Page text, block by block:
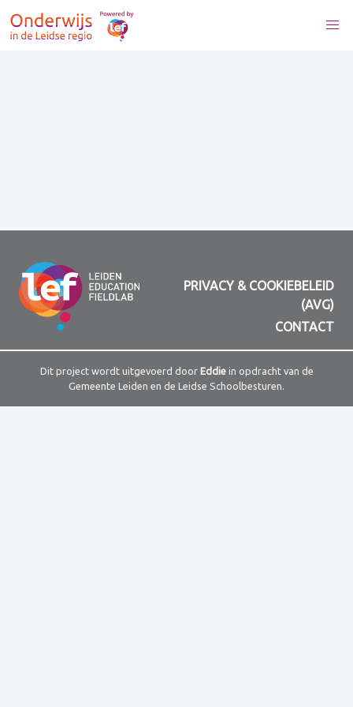
PRIVACY & COOKIEBELEID
(AVG)
CONTACT
Dit project wordt uitgevoerd door Eddiein opdracht van de
Gemeente Leiden en de Leidse Schoolbesturen.